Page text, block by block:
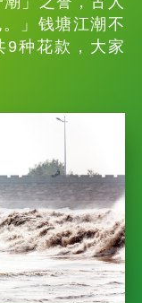
」钱塘江潮不
9种花款，大家